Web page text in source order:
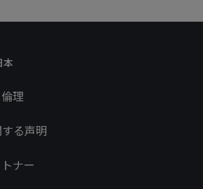
本
理
る声明
ナー